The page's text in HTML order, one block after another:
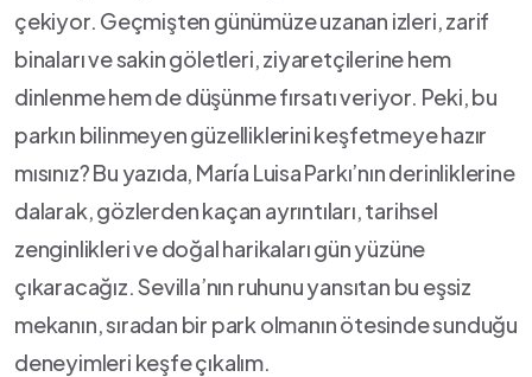
çekiyor. ⁣Geçmişten günümüze uzanan izleri, zarif
binaları ve ‌sakin göletleri, ‌ziyaretçilerine hem
dinlenme hem de düşünme⁤ fırsatı veriyor. Peki, bu
parkın bilinmeyen güzelliklerini keşfetmeye hazır
mısınız? Bu yazıda, María Luisa⁢ Parkı’nın ‍derinliklerine
dalarak,‍ gözlerden kaçan ayrıntıları, tarihsel
zenginlikleri ve doğal harikaları gün ‌yüzüne
çıkaracağız. ⁤Sevilla’nın ruhunu yansıtan bu eşsiz
mekanın, sıradan​ bir park olmanın ötesinde sunduğu
deneyimleri keşfe çıkalım.